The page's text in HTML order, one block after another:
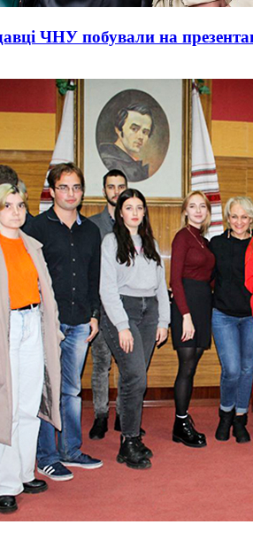
ЧНУ побували на